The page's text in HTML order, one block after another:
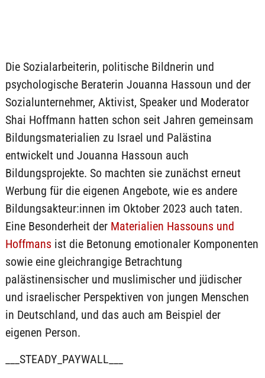
Die Sozialarbeiterin, politische Bildnerin und
psychologische Beraterin Jouanna Hassoun und der
Sozialunternehmer, Aktivist, Speaker und Moderator
Shai Hoffmann hatten schon seit Jahren gemeinsam
Bildungsmaterialien zu Israel und Palästina
entwickelt und Jouanna Hassoun auch
Bildungsprojekte. So machten sie zunächst erneut
Werbung für die eigenen Angebote, wie es andere
Bildungsakteur:innen im Oktober 2023 auch taten.
Eine Besonderheit der Materialien Hassouns und
Hoffmansist die Betonung emotionaler Komponenten
sowie eine gleichrangige Betrachtung
palästinensischer und muslimischer und jüdischer
und israelischer Perspektiven von jungen Menschen
in Deutschland, und das auch am Beispiel der
eigenen Person.
___STEADY_PAYWALL___